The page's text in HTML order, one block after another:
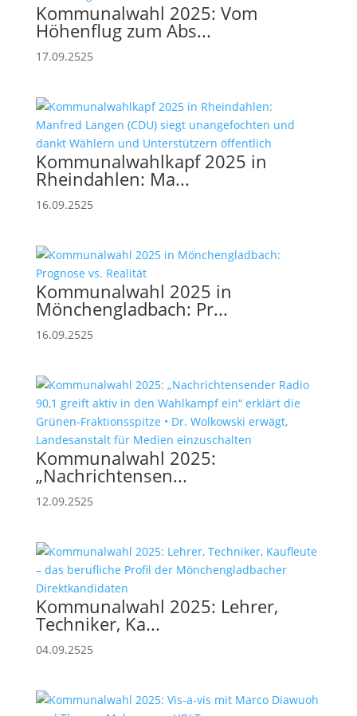
Kommunalwahl 2025: Vom
Höhenflug zum Abs...
17.09.2525
Kommunalwahlkapf 2025 in
Rheindahlen: Ma...
16.09.2525
Kommunalwahl 2025 in
Mönchengladbach: Pr...
16.09.2525
Kommunalwahl 2025:
„Nachrichtensen...
12.09.2525
Kommunalwahl 2025: Lehrer,
Techniker, Ka...
04.09.2525